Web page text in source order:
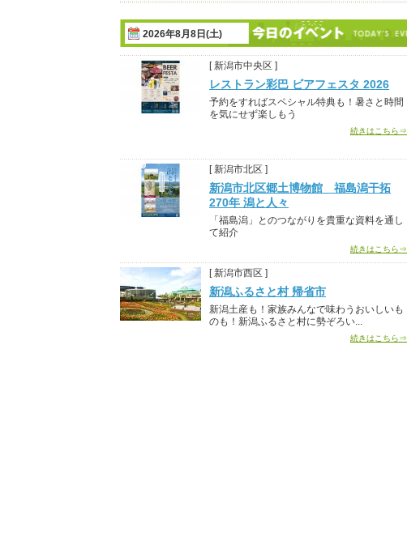
2026年8月8日(土)
[ 新潟市中央区 ]
レストラン彩巴 ビアフェスタ 2026
予約をすればスペシャル特典も！暑さと時間
を気にせず楽しもう
続きはこちら⇒
[ 新潟市北区 ]
新潟市北区郷土博物館 福島潟干拓
270年 潟と人々
「福島潟」とのつながりを貴重な資料を通し
て紹介
続きはこちら⇒
[ 新潟市西区 ]
新潟ふるさと村 帰省市
新潟土産も！家族みんなで味わうおいしいも
のも！新潟ふるさと村に勢ぞろい...
続きはこちら⇒